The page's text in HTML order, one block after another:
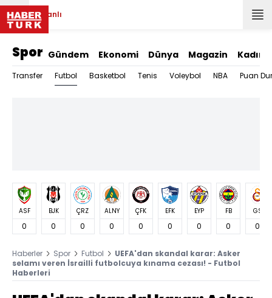
Canlı
Spor Gündem Ekonomi Dünya Magazin Kadın
Transfer Futbol Basketbol Tenis Voleybol NBA Puan
ASF
0
BJK
0
ÇRZ
0
ALNY
0
ÇFK
0
EFK
0
EYP
0
FB
0
GS
0
Haberler Spor Futbol
UEFA'dan skandal karar: Asker
selamı veren İsrailli futbolcuya kınama cezası! - Futbol
Haberleri